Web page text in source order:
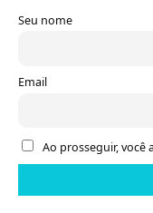
Seu nome
Email
Ao prosseguir, você